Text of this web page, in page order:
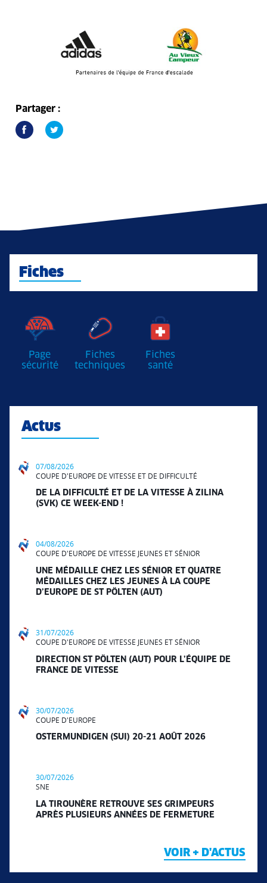
Partager :
Fiches
Page
sécurité
Fiches
techniques
Fiches
santé
Actus
07/08/2026
COUPE D'EUROPE DE VITESSE ET DE DIFFICULTÉ
DE LA DIFFICULTÉ ET DE LA VITESSE À ZILINA
(SVK) CE WEEK-END !
04/08/2026
COUPE D'EUROPE DE VITESSE JEUNES ET SÉNIOR
UNE MÉDAILLE CHEZ LES SÉNIOR ET QUATRE
MÉDAILLES CHEZ LES JEUNES À LA COUPE
D’EUROPE DE ST PÖLTEN (AUT)
31/07/2026
COUPE D'EUROPE DE VITESSE JEUNES ET SÉNIOR
DIRECTION ST PÖLTEN (AUT) POUR L’ÉQUIPE DE
FRANCE DE VITESSE
30/07/2026
COUPE D'EUROPE
OSTERMUNDIGEN (SUI) 20-21 AOÛT 2026
30/07/2026
SNE
LA TIROUNÈRE RETROUVE SES GRIMPEURS
APRÈS PLUSIEURS ANNÉES DE FERMETURE
VOIR + D'ACTUS